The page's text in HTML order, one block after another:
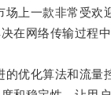
上一款非常受欢
在网络传输过程中
优化算法和流量